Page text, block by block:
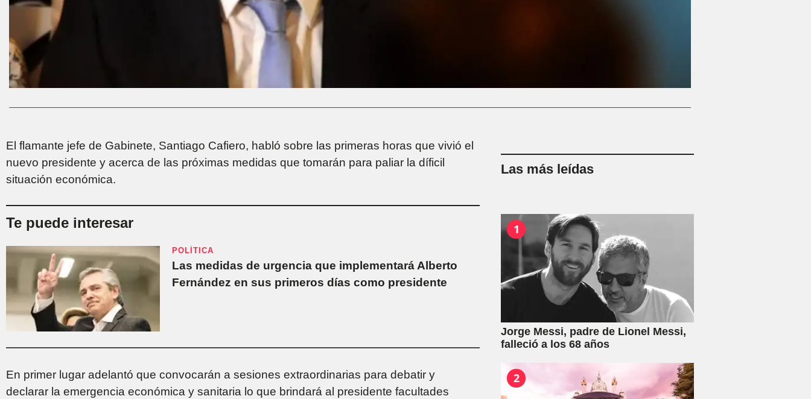
El flamante jefe de Gabinete, Santiago Cafiero, habló sobre las primeras horas que vivió el
nuevo presidente y acerca de las próximas medidas que tomarán para paliar la díficil
situación económica.
Te puede interesar
POLÍTICA
Las medidas de urgencia que implementará Alberto
Fernández en sus primeros días como presidente
En primer lugar adelantó que convocarán a sesiones extraordinarias para debatir y
declarar la emergencia económica y sanitaria lo que brindará al presidente facultades
Las más leídas
1
Jorge Messi, padre de Lionel Messi,
falleció a los 68 años
2